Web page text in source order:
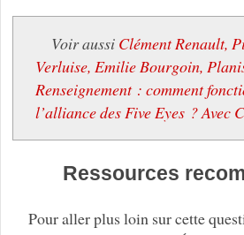
Voir aussi Clément Renault,
Verluise, Emilie Bourgoin,
Renseignement : comment
l’alliance des Five Eyes ? Avec
Ressources
Pour aller plus loin sur cette